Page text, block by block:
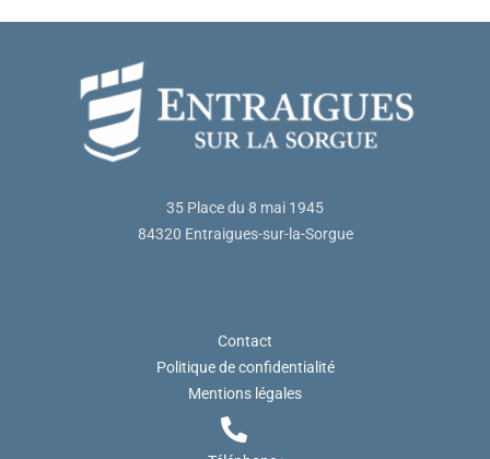
35 Place du 8 mai 1945
84320 Entraigues-sur-la-Sorgue
Contact
Politique de confidentialité
Mentions légales